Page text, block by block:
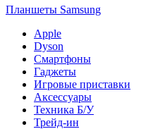
Планшеты Samsung
Apple
Dyson
Смартфоны
Гаджеты
Игровые приставки
Аксессуары
Техника Б/У
Трейд-ин